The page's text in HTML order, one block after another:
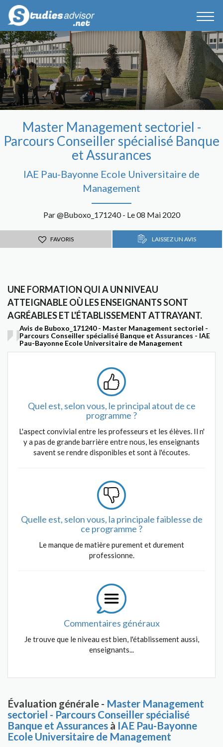
Master Management sectoriel -
Parcours Conseiller spécialisé Banque
et Assurances
IAE Pau-Bayonne Ecole Universitaire de
Management
Par @Buboxo_171240 - Le 08 Mai 2020
FAVORIS LAISSEZ UN AVIS
UNE FORMATION QUI A UN NIVEAU
ATTEIGNABLE OÙ LES ENSEIGNANTS SONT
AGRÉABLES ET L'ÉTABLISSEMENT ATTRAYANT.
Avis de Buboxo_171240 - Master Management sectoriel -
Parcours Conseiller spécialisé Banque et Assurances - IAE
Pau-Bayonne Ecole Universitaire de Management
Quel est, selon vous, le principal atout de ce
programme ?
L'aspect convivial entre les professeurs et les élèves. Il n'
y a pas de grande barrière entre nous, les enseignants
savent se rendre disponibles et sont à l'écoutes.
Quelle est, selon vous, la principale faiblesse de
ce programme ?
Le manque de matière purement et durement
professionne.
Commentaires généraux
Je trouve que le niveau est bien, l'établissement aussi,
enseignants...
Évaluation générale - Master Management
sectoriel - Parcours Conseiller spécialisé
Banque et Assurances à IAE Pau-Bayonne
Ecole Universitaire de Management